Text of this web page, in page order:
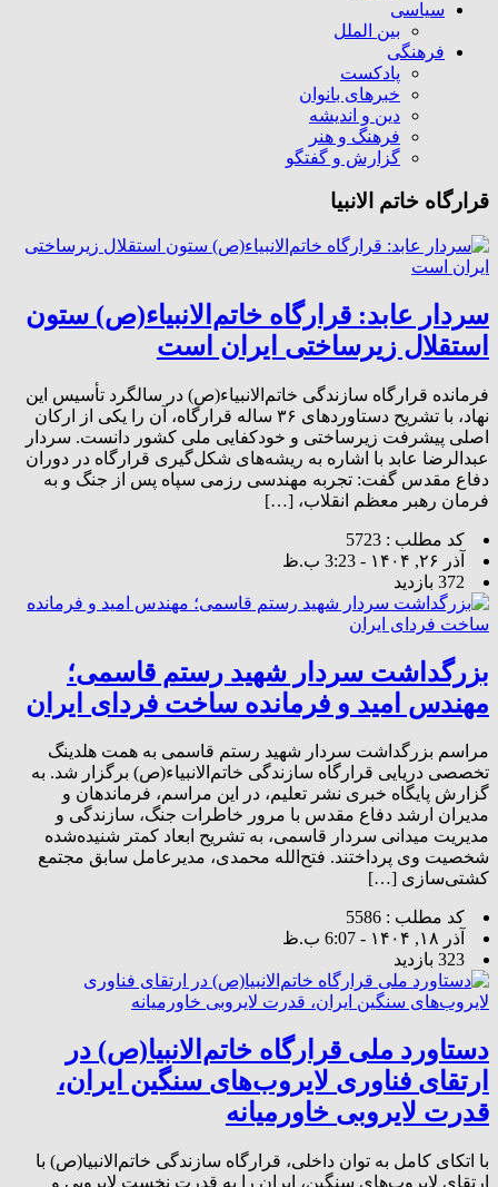
سیاسی
بین الملل
فرهنگی
پادکست
خبرهای بانوان
دین و اندیشه
فرهنگ و هنر
گزارش و گفتگو
قرارگاه خاتم الانبیا
سردار عابد: قرارگاه خاتم‌الانبیاء(ص) ستون
استقلال زیرساختی ایران است
فرمانده قرارگاه سازندگی خاتم‌الانبیاء(ص) در سالگرد تأسیس این
نهاد، با تشریح دستاوردهای ۳۶ ساله قرارگاه، آن را یکی از ارکان
اصلی پیشرفت زیرساختی و خودکفایی ملی کشور دانست. سردار
عبدالرضا عابد با اشاره به ریشه‌های شکل‌گیری قرارگاه در دوران
دفاع مقدس گفت: تجربه مهندسی رزمی سپاه پس از جنگ و به
فرمان رهبر معظم انقلاب، […]
کد مطلب : 5723
آذر ۲۶, ۱۴۰۴ - 3:23 ب.ظ
372 بازدید
بزرگداشت سردار شهید رستم قاسمی؛
مهندس امید و فرمانده ساخت فردای ایران
مراسم بزرگداشت سردار شهید رستم قاسمی به همت هلدینگ
تخصصی دریایی قرارگاه سازندگی خاتم‌الانبیاء(ص) برگزار شد. به
گزارش پایگاه خبری نشر تعلیم، در این مراسم، فرماندهان و
مدیران ارشد دفاع مقدس با مرور خاطرات جنگ، سازندگی و
مدیریت میدانی سردار قاسمی، به تشریح ابعاد کمتر شنیده‌شده
شخصیت وی پرداختند. فتح‌الله محمدی، مدیرعامل سابق مجتمع
کشتی‌سازی […]
کد مطلب : 5586
آذر ۱۸, ۱۴۰۴ - 6:07 ب.ظ
323 بازدید
دستاورد ملی قرارگاه خاتم‌الانبیا(ص) در
ارتقای فناوری لایروب‌های سنگین ایران،
قدرت لایروبی خاورمیانه
با اتکای کامل به توان داخلی، قرارگاه سازندگی خاتم‌الانبیا(ص) با
ارتقای لایروب‌های سنگین، ایران را به قدرت نخست لایروبی و